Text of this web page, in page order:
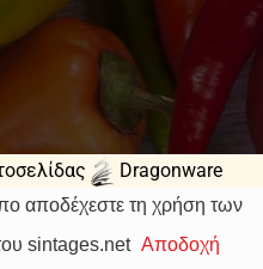
Dragonware
αποδέχεστε τη χρήση των
sintages.net Αποδοχή